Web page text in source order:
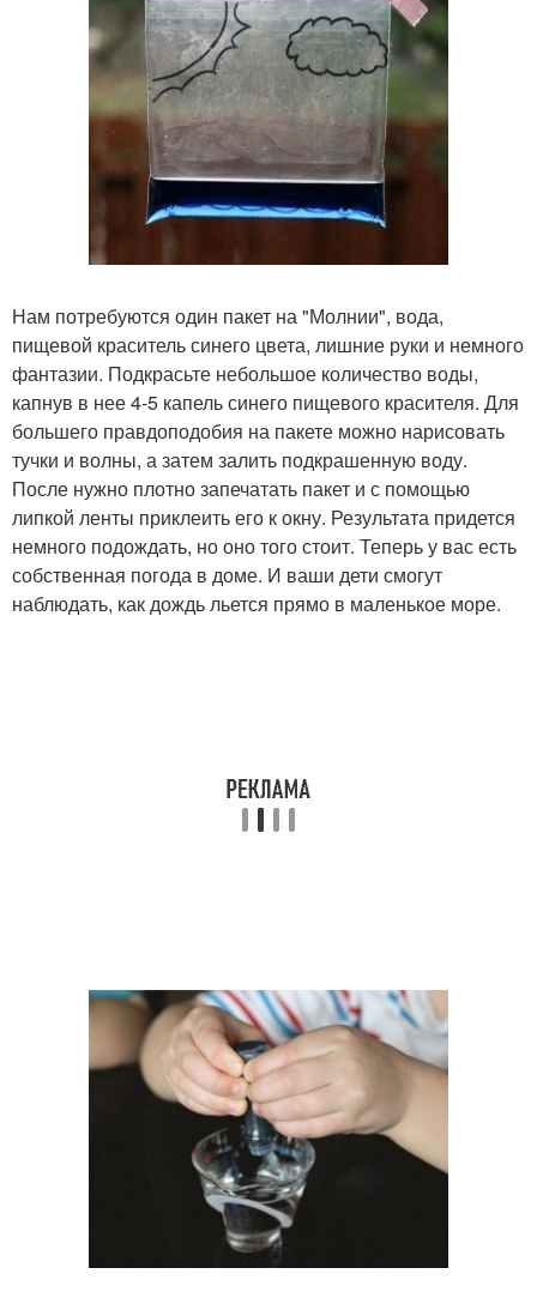
Нам потребуются один пакет на "Молнии", вода,
пищевой краситель синего цвета, лишние руки и немного
фантазии. Подкрасьте небольшое количество воды,
капнув в нее 4-5 капель синего пищевого красителя. Для
большего правдоподобия на пакете можно нарисовать
тучки и волны, а затем залить подкрашенную воду.
После нужно плотно запечатать пакет и с помощью
липкой ленты приклеить его к окну. Результата придется
немного подождать, но оно того стоит. Теперь у вас есть
собственная погода в доме. И ваши дети смогут
наблюдать, как дождь льется прямо в маленькое море.